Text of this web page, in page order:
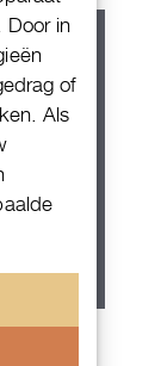
Door in
of
Als
36